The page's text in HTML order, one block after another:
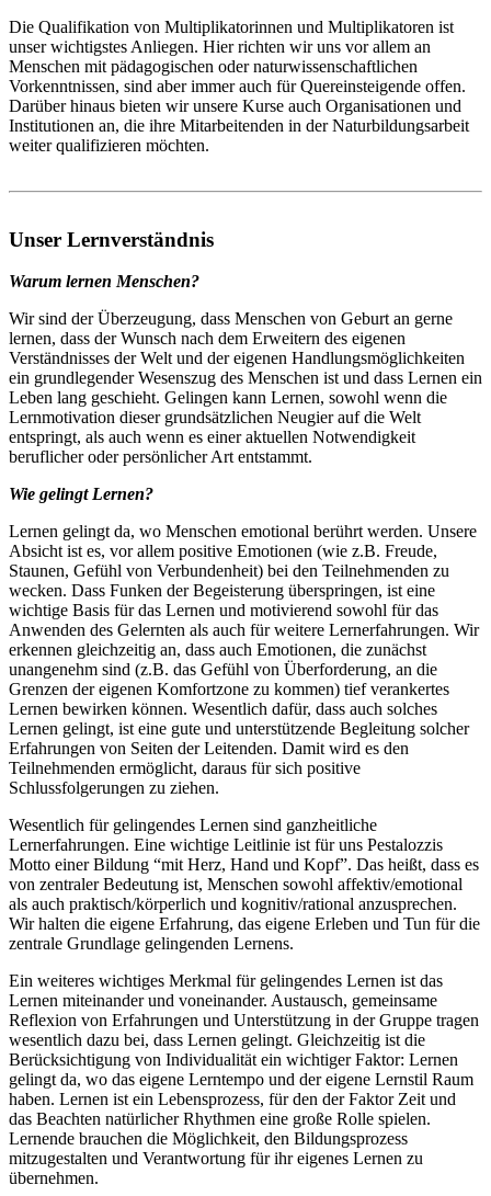
Die Qualifikation von Multiplikatorinnen und Multiplikatoren ist
unser wichtigstes Anliegen. Hier richten wir uns vor allem an
Menschen mit pädagogischen oder naturwissenschaftlichen
Vorkenntnissen, sind aber immer auch für Quereinsteigende offen.
Darüber hinaus bieten wir unsere Kurse auch Organisationen und
Institutionen an, die ihre Mitarbeitenden in der Naturbildungsarbeit
weiter qualifizieren möchten.
Unser Lernverständnis
Warum lernen Menschen?
Wir sind der Überzeugung, dass Menschen von Geburt an gerne
lernen, dass der Wunsch nach dem Erweitern des eigenen
Verständnisses der Welt und der eigenen Handlungsmöglichkeiten
ein grundlegender Wesenszug des Menschen ist und dass Lernen ein
Leben lang geschieht. Gelingen kann Lernen, sowohl wenn die
Lernmotivation dieser grundsätzlichen Neugier auf die Welt
entspringt, als auch wenn es einer aktuellen Notwendigkeit
beruflicher oder persönlicher Art entstammt.
Wie gelingt Lernen?
Lernen gelingt da, wo Menschen emotional berührt werden. Unsere
Absicht ist es, vor allem positive Emotionen (wie z.B. Freude,
Staunen, Gefühl von Verbundenheit) bei den Teilnehmenden zu
wecken. Dass Funken der Begeisterung überspringen, ist eine
wichtige Basis für das Lernen und motivierend sowohl für das
Anwenden des Gelernten als auch für weitere Lernerfahrungen. Wir
erkennen gleichzeitig an, dass auch Emotionen, die zunächst
unangenehm sind (z.B. das Gefühl von Überforderung, an die
Grenzen der eigenen Komfortzone zu kommen) tief verankertes
Lernen bewirken können. Wesentlich dafür, dass auch solches
Lernen gelingt, ist eine gute und unterstützende Begleitung solcher
Erfahrungen von Seiten der Leitenden. Damit wird es den
Teilnehmenden ermöglicht, daraus für sich positive
Schlussfolgerungen zu ziehen.
Wesentlich für gelingendes Lernen sind ganzheitliche
Lernerfahrungen. Eine wichtige Leitlinie ist für uns Pestalozzis
Motto einer Bildung “mit Herz, Hand und Kopf”. Das heißt, dass es
von zentraler Bedeutung ist, Menschen sowohl affektiv/emotional
als auch praktisch/körperlich und kognitiv/rational anzusprechen.
Wir halten die eigene Erfahrung, das eigene Erleben und Tun für die
zentrale Grundlage gelingenden Lernens.
Ein weiteres wichtiges Merkmal für gelingendes Lernen ist das
Lernen miteinander und voneinander. Austausch, gemeinsame
Reflexion von Erfahrungen und Unterstützung in der Gruppe tragen
wesentlich dazu bei, dass Lernen gelingt. Gleichzeitig ist die
Berücksichtigung von Individualität ein wichtiger Faktor: Lernen
gelingt da, wo das eigene Lerntempo und der eigene Lernstil Raum
haben. Lernen ist ein Lebensprozess, für den der Faktor Zeit und
das Beachten natürlicher Rhythmen eine große Rolle spielen.
Lernende brauchen die Möglichkeit, den Bildungsprozess
mitzugestalten und Verantwortung für ihr eigenes Lernen zu
übernehmen.